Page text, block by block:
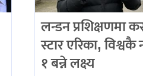
लन्डन प्रशिक्षणमा
स्टार एरिका, विश्वकै
१ बन्ने लक्ष्य